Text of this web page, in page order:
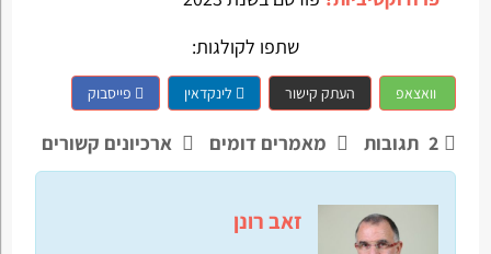
שתפו לקולגות:
וואצאפ העתק קישור לינקדאין פייסבוק
2 תגובות מאמרים דומים ארכיונים קשורים
זאב רונן